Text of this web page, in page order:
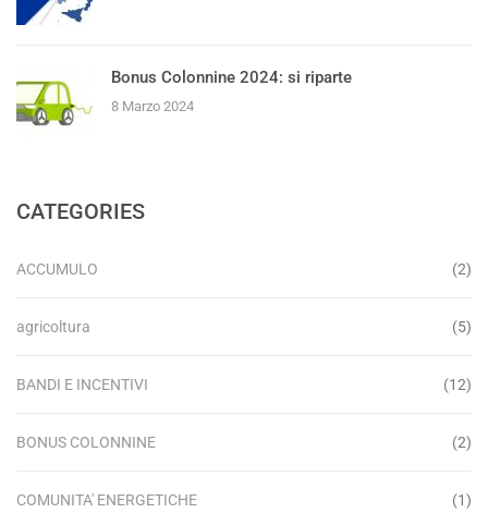
Bonus Colonnine 2024: si riparte
8 Marzo 2024
CATEGORIES
ACCUMULO (2)
agricoltura (5)
BANDI E INCENTIVI (12)
BONUS COLONNINE (2)
COMUNITA' ENERGETICHE (1)